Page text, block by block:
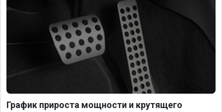
График прироста мощности и крутящего